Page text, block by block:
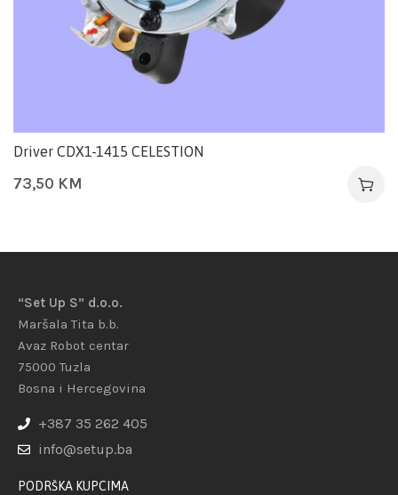
Driver CDX1-1415 CELESTION
73,50 KM
“Set Up S” d.o.o.
Maršala Tita b.b.
Avaz Robot centar
75000 Tuzla
Bosna i Hercegovina
+387 35 262 405
info@setup.ba
PODRŠKA KUPCIMA